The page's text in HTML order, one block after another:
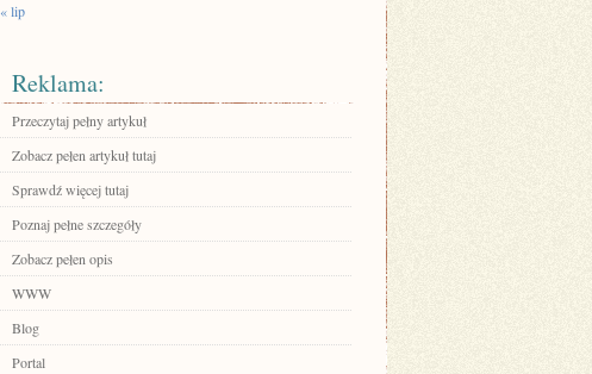
« lip
Reklama:
Przeczytaj pełny artykuł
Zobacz pełen artykuł tutaj
Sprawdź więcej tutaj
Poznaj pełne szczegóły
Zobacz pełen opis
WWW
Blog
Portal